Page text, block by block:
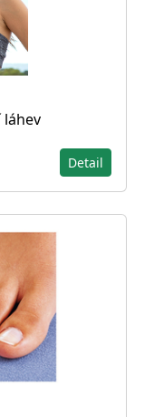
láhev
Detail